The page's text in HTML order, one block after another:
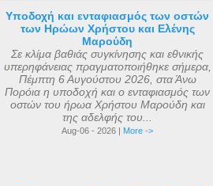
Υποδοχή και ενταφιασμός των οστών
των Ηρώων Χρήστου και Ελένης
Μαρούδη
Σε κλίμα βαθιάς συγκίνησης και εθνικής
υπερηφάνειας πραγματοποιήθηκε σήμερα,
Πέμπτη 6 Αυγούστου 2026, στα Άνω
Πορόια η υποδοχή και ο ενταφιασμός των
οστών του ήρωα Χρήστου Μαρούδη και
της αδελφής του...
Aug-06 - 2026 | More ->